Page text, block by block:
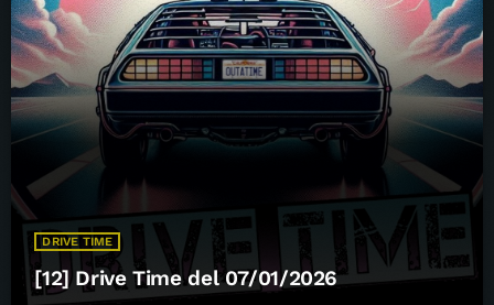
DRIVE TIME
[12] Drive Time del 07/01/2026